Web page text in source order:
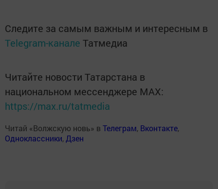
Следите за самым важным и интересным в
Telegram-канале Татмедиа
Читайте новости Татарстана в
национальном мессенджере MАХ:
https://max.ru/tatmedia
Читай «Волжскую новь» в Телеграм, Вконтакте,
Одноклассники, Дзен